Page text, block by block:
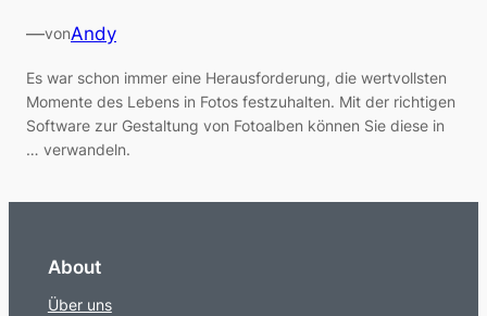
—vonAndy
Es war schon immer eine Herausforderung, die wertvollsten
Momente des Lebens in Fotos festzuhalten. Mit der richtigen
Software zur Gestaltung von Fotoalben können Sie diese in
… verwandeln.
About
Über uns